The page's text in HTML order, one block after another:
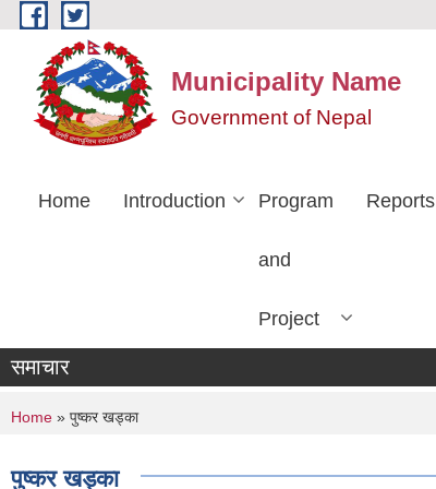
Skip to main content
Municipality Name
Government of Nepal
Home Introduction Program
and
Project
Reports
समाचार
You are here
Home » पुष्कर खड्का
पुष्कर खड्का